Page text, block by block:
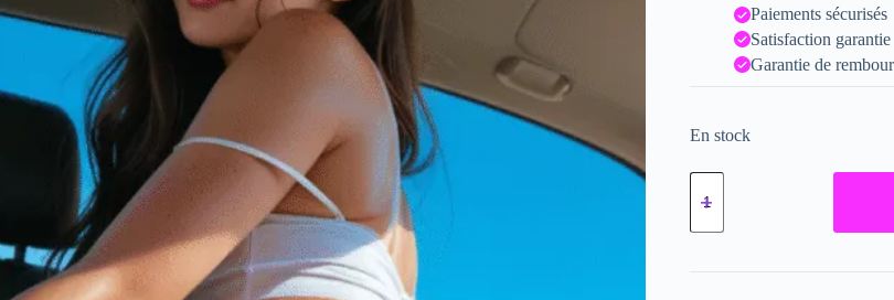
Paiements sécurisés
Satisfaction garantie
Garantie de
En stock
quantité
de
"Photographie",
/